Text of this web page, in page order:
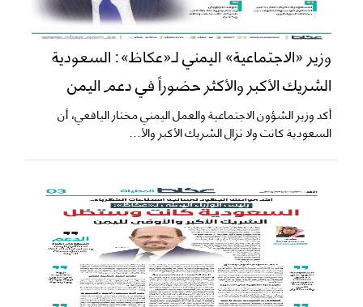
وزير «الاجتماعية» اليمني لـ«عكاظ»: السعودية
الشريك الأكبر والأكثر حضوراً في دعم اليمن
أكد وزير الشؤون الاجتماعية والعمل اليمني مختار اليافعي، أن
السعودية كانت ولا تزال الشريك الأكبر والأ...